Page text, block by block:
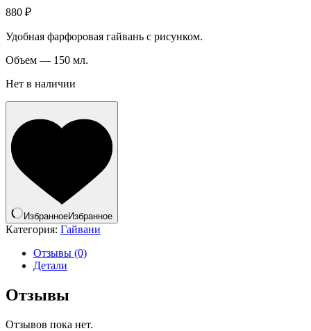
880 ₽
Удобная фарфоровая гайвань с рисунком.
Объем — 150 мл.
Нет в наличии
ИзбранноеИзбранное
Категория: Гайвани
Отзывы (0)
Детали
Отзывы
Отзывов пока нет.